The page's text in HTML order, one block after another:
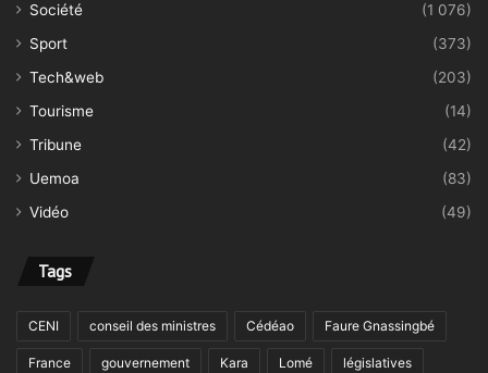
Société
(1 076)
Sport
(373)
Tech&web
(203)
Tourisme
(14)
Tribune
(42)
Uemoa
(83)
Vidéo
(49)
Tags
CENI conseil des ministres Cédéao Faure Gnassingbé
France gouvernement Kara Lomé législatives